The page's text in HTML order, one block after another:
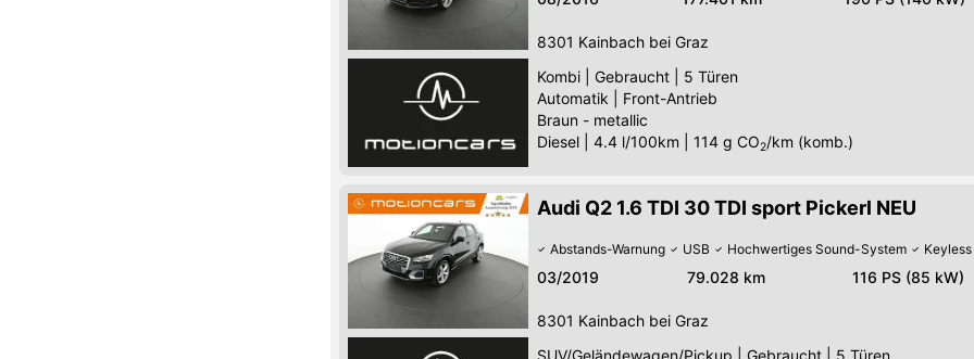
8301 Kainbach bei Graz
Kombi
Gebraucht
5 Türen
Automatik
Front-Antrieb
Braun - metallic
Diesel
4.4 l/100km 114 g CO2/km (komb.)
Audi Q2 1.6 TDI 30 TDI sport Pickerl NEU
Abstands-Warnung USB Hochwertiges Sound-System Keyless
03/2019 79.028 km 116 PS (85 kW)
8301 Kainbach bei Graz